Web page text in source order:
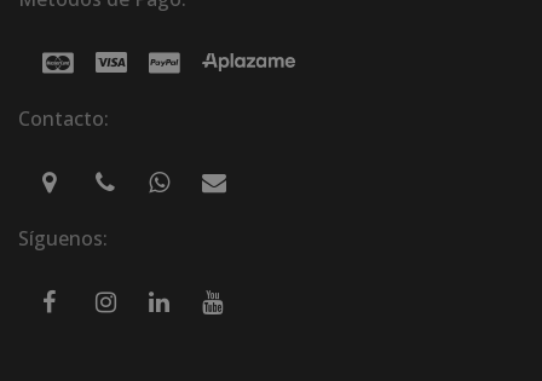
Contacto:
Síguenos: